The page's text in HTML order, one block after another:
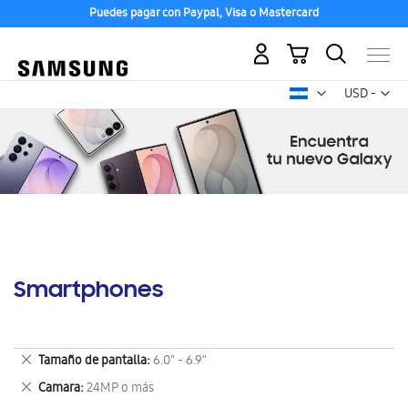
Puedes pagar con Paypal, Visa o Mastercard
USD -
dólar
Mi carrito
Smartphones
Tamaño de pantalla 6.0" - 6.9"
Eliminar
este
artículo
Camara 24MP o más
Eliminar